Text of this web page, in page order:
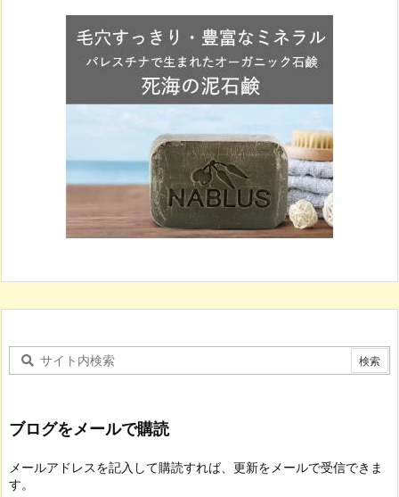
ブログをメールで購読
メールアドレスを記入して購読すれば、更新をメールで受信できま
す。